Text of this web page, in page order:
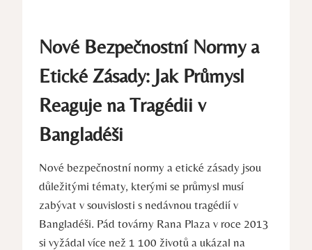
Nové Bezpečnostní Normy a
Etické Zásady: Jak Průmysl
Reaguje na Tragédii v
Bangladéši
Nové bezpečnostní normy a etické zásady jsou
důležitými tématy, kterými se průmysl musí
zabývat v souvislosti s nedávnou tragédií v
Bangladéši. Pád továrny Rana Plaza v roce 2013
si vyžádal více než 1 100 životů a ukázal na